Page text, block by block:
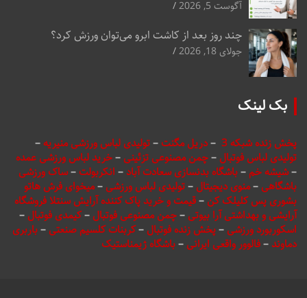
آگوست 5, 2026
چند روز بعد از کاشت ابرو می‌توان ورزش کرد؟
جولای 18, 2026
بک لینک
پخش زنده شبکه 3 –دریل مگنت–تولیدی لباس ورزشی منیریه–
تولیدی لباس فوتبال –چمن مصنوعی تزئینی –خرید لباس ورزشی عمده
–شیشه خم–باشگاه بدنسازی سعادت آباد – انکربولت–ساک ورزشی
باشگاهی –منوی دیجیتال –تولیدی لباس ورزشی –میخوای فرش هاتو
بشوری پس کلیلک کن –قیمت و خرید پاک کننده آرایش سنتلا فروشگاه
آرایشی و بهداشتی آرا بیوتی –چمن مصنوعی فوتبال –کیمدی فوتبال –
اسکوربورد ورزشی –پخش زنده فوتبال –کربنات کلسیم صنعتی –باربری
دماوند–فالوور واقعی ایرانی –باشگاه ژیمناستیک